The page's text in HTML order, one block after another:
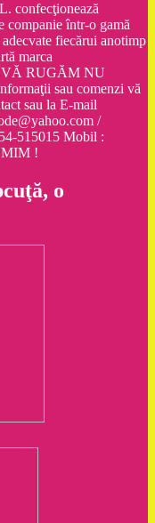
confecţionează
companie într-o gamă
fiecărui anotimp
marca
VĂ RUGĂM NU
sau comenzi vă
sau la E-mail
/
515015 Mobil :
!
o